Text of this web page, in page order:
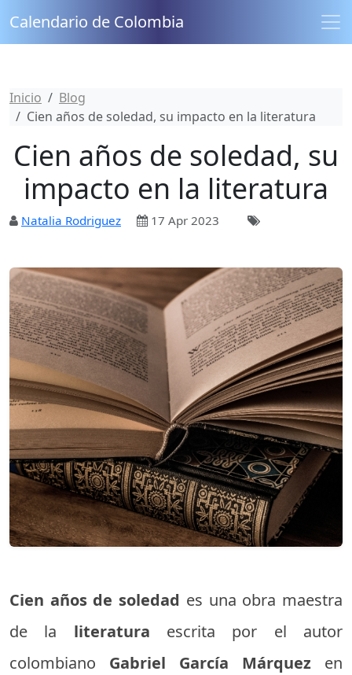
Calendario de Colombia
Inicio
Blog
Cien años de soledad, su impacto en la literatura
Cien años de soledad, su
impacto en la literatura
Natalia Rodriguez 17 Apr 2023
Cien años de soledad es una obra maestra
de la literatura escrita por el autor
colombiano Gabriel García Márquez en